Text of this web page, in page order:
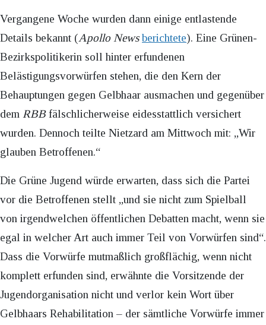
Vergangene Woche wurden dann einige entlastende
Details bekannt (Apollo News berichtete). Eine Grünen-
Bezirkspolitikerin soll hinter erfundenen
Belästigungsvorwürfen stehen, die den Kern der
Behauptungen gegen Gelbhaar ausmachen und gegenüber
dem RBBfälschlicherweise eidesstattlich versichert
wurden. Dennoch teilte Nietzard am Mittwoch mit: „Wir
glauben Betroffenen.“
Die Grüne Jugend würde erwarten, dass sich die Partei
vor die Betroffenen stellt „und sie nicht zum Spielball
von irgendwelchen öffentlichen Debatten macht, wenn sie
egal in welcher Art auch immer Teil von Vorwürfen sind“.
Dass die Vorwürfe mutmaßlich großflächig, wenn nicht
komplett erfunden sind, erwähnte die Vorsitzende der
Jugendorganisation nicht und verlor kein Wort über
Gelbhaars Rehabilitation – der sämtliche Vorwürfe immer